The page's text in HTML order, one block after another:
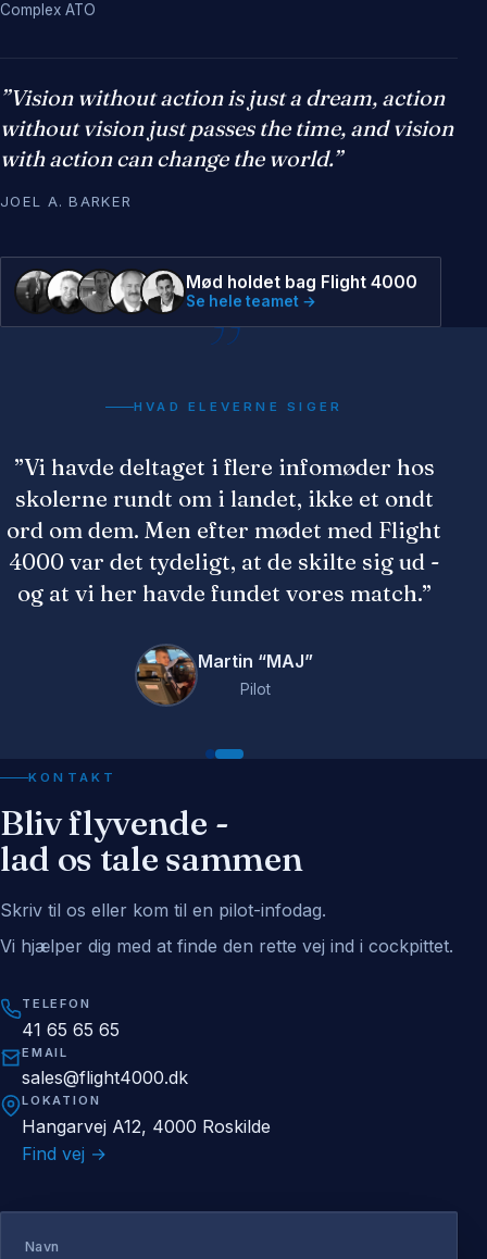
Complex ATO
”Vision without action is just a dream, action
without vision just passes the time, and vision
with action can change the world.”
JOEL A. BARKER
Mød holdet bag Flight 4000
Se hele teamet →
”
HVAD ELEVERNE SIGER
Christoffer Riis Nolsøe
”Vi havde deltaget i flere infomøder hos
skolerne rundt om i landet, ikke et ondt
ord om dem. Men efter mødet med Flight
4000 var det tydeligt, at de skilte sig ud -
og at vi her havde fundet vores match.”
Martin “MAJ”
Pilot
KONTAKT
Bliv flyvende -
lad os tale sammen
Skriv til os eller kom til en pilot-infodag.
Vi hjælper dig med at finde den rette vej ind i cockpittet.
TELEFON
41 65 65 65
EMAIL
sales@flight4000.dk
LOKATION
Hangarvej A12, 4000 Roskilde
Find vej →
Navn